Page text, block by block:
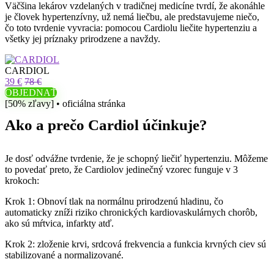
Väčšina lekárov vzdelaných v tradičnej medicíne tvrdí, že akonáhle
je človek hypertenzívny, už nemá liečbu, ale predstavujeme niečo,
čo toto tvrdenie vyvracia: pomocou Cardiolu liečite hypertenziu a
všetky jej príznaky prirodzene a navždy.
CARDIOL
39 € 78 €
OBJEDNAŤ
[50% zľavy] • oficiálna stránka
Ako a prečo Cardiol účinkuje?
Je dosť odvážne tvrdenie, že je schopný liečiť hypertenziu. Môžeme
to povedať preto, že Cardiolov jedinečný vzorec funguje v 3
krokoch:
Krok 1: Obnoví tlak na normálnu prirodzenú hladinu, čo
automaticky zníži riziko chronických kardiovaskulárnych chorôb,
ako sú mŕtvica, infarkty atď.
Krok 2: zloženie krvi, srdcová frekvencia a funkcia krvných ciev sú
stabilizované a normalizované.